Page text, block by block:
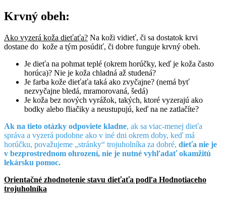
Krvný obeh:
Ako vyzerá koža dieťaťa? Na koži vidieť, či sa dostatok krvi
dostane do kože a tým posúdiť, či dobre funguje krvný obeh.
Je dieťa na pohmat teplé (okrem horúčky, keď je koža často
horúca)? Nie je koža chladná až studená?
Je farba kože dieťaťa taká ako zvyčajne? (nemá byť
nezvyčajne bledá, mramorovaná, šedá)
Je koža bez nových vyrážok, takých, ktoré vyzerajú ako
bodky alebo fliačiky a neustupujú, keď na ne zatlačíte?
Ak na tieto otázky odpoviete kladne, ak sa viac-menej dieťa
správa a vyzerá podobne ako v iné dni okrem doby, keď má
horúčku, považujeme „stránky“ trojuholníka za dobré, dieťa nie je
v bezprostrednom ohrození, nie je nutné vyhľadať okamžitú
lekársku pomoc.
Orientačné zhodnotenie stavu dieťaťa podľa Hodnotiaceho
trojuholníka